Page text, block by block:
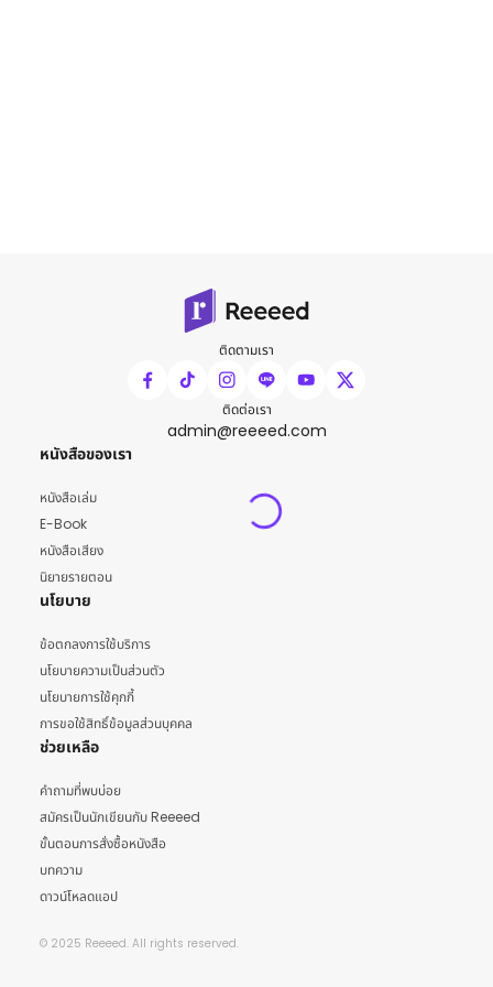
ติดตามเรา
ติดต่อเรา
admin@reeeed.com
หนังสือของเรา
หนังสือเล่ม
E-Book
หนังสือเสียง
นิยายรายตอน
นโยบาย
ข้อตกลงการใช้บริการ
นโยบายความเป็นส่วนตัว
นโยบายการใช้คุกกี้
การขอใช้สิทธิ์ข้อมูลส่วนบุคคล
ช่วยเหลือ
คำถามที่พบบ่อย
สมัครเป็นนักเขียนกับ Reeeed
ขั้นตอนการสั่งซื้อหนังสือ
บทความ
ดาวน์โหลดแอป
© 2025 Reeeed. All rights reserved.